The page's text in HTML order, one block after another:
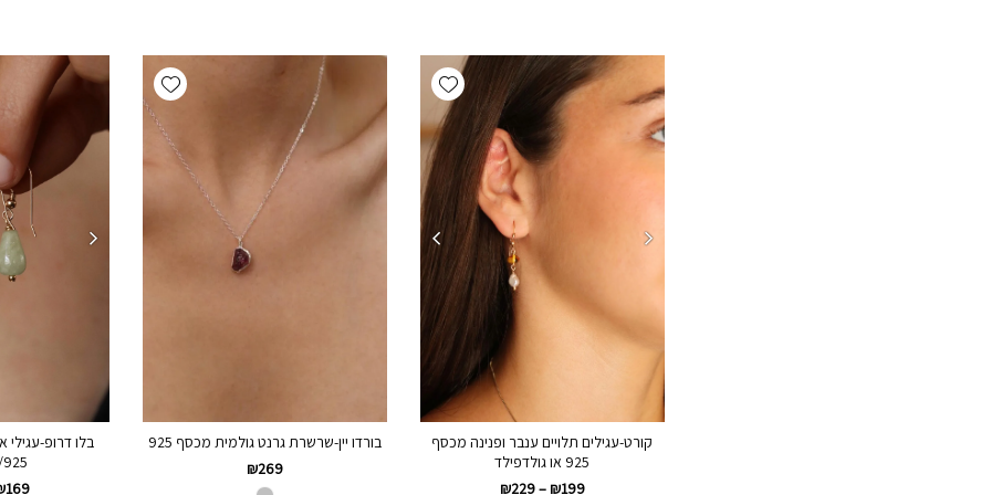
Add wishlist
קורט-עגילים תלויים ענבר ופנינה מכסף
925 או גולדפילד
₪199
–
₪229
Add wishlist
בורדו יין-שרשרת גרנט גולמית מכסף 925
₪269
בלו דרופ-עגילי
925/גולדפילד
169